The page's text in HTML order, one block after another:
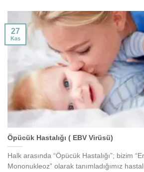
Öpücük Hastalığı ( EBV Virüsü)
Halk arasında “Öpücük Hastalığı”; bizim
Mononukleoz” olarak tanımladığımız
27
Kas